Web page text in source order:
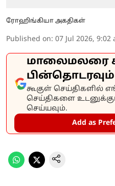
ரோஹிங்கியா அகதிகள்
Published on: 07 Jul 2026, 9:02
மாலைமலரை
பின்தொடரவும்
கூகுள் செய்திகளில்
செய்திகளை
செய்யவும்.
Add as